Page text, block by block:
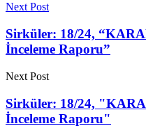
Next Post
Sirküler: 18/24,
İnceleme Raporu”
Next Post
Sirküler: 18/24,
İnceleme Raporu"